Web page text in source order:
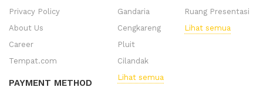
Privacy Policy
About Us
Career
Tempat.com
PAYMENT METHOD
Gandaria
Cengkareng
Pluit
Cilandak
Lihat semua
Ruang Presentasi
Lihat semua